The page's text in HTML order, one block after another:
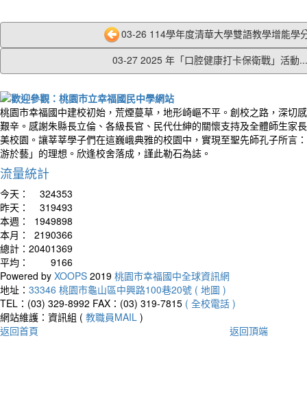
03-26 114學年度清華大學雙語教學增能學
03-27 2025 年「口腔健康打卡保衛戰」活動...
桃園市幸福國中建校初始，荒煙蔓草，地形崎嶇不平。創校之路，深切
艱辛。感謝朱縣長立倫、各級長官、民代仕紳的關懷支持及全體師生家
美校園。讓莘莘學子們在這巍峨典雅的校園中，實現至聖先師孔子所言
游於藝」的理想。欣逢校舍落成，謹此勒石為誌。
流量統計
今天：
324353
昨天：
319493
本週：
1949898
本月：
2190366
總計： 20401369
平均：
9166
Powered by XOOPS 2019 桃園市幸福國中全球資訊網
地址： 33346 桃園市龜山區中興路100巷20號 ( 地圖 )
TEL：(03) 329-8992 FAX：(03) 319-7815 ( 全校電話 )
網站維護：資訊組 ( 教職員MAIL )
返回首頁
返回頂端